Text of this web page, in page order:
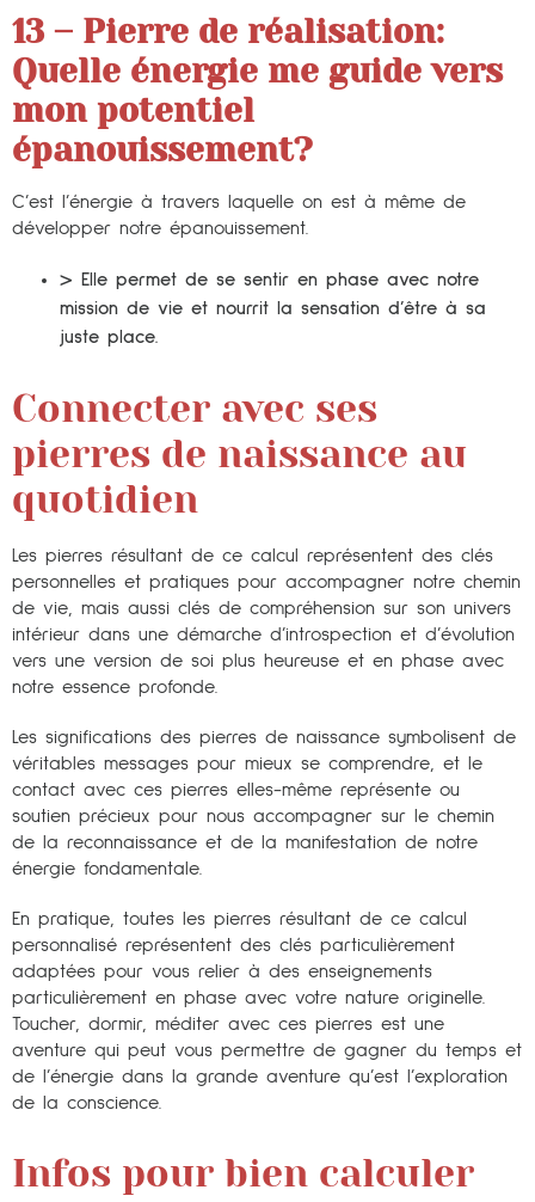
13 – Pierre de réalisation:
Quelle énergie me guide vers
mon potentiel
épanouissement?
C’est l’énergie à travers laquelle on est à même de
développer notre épanouissement.
> Elle permet de se sentir en phase avec notre
mission de vie et nourrit la sensation d’être à sa
juste place.
Connecter avec ses
pierres de naissance au
quotidien
Les pierres résultant de ce calcul représentent des clés
personnelles et pratiques pour accompagner notre chemin
de vie, mais aussi clés de compréhension sur son univers
intérieur dans une démarche d’introspection et d’évolution
vers une version de soi plus heureuse et en phase avec
notre essence profonde.
Les significations des pierres de naissance symbolisent de
véritables messages pour mieux se comprendre, et le
contact avec ces pierres elles-même représente ou
soutien précieux pour nous accompagner sur le chemin
de la reconnaissance et de la manifestation de notre
énergie fondamentale.
En pratique, toutes les pierres résultant de ce calcul
personnalisé représentent des clés particulièrement
adaptées pour vous relier à des enseignements
particulièrement en phase avec votre nature originelle.
Toucher, dormir, méditer avec ces pierres est une
aventure qui peut vous permettre de gagner du temps et
de l’énergie dans la grande aventure qu’est l’exploration
de la conscience.
Infos pour bien calculer